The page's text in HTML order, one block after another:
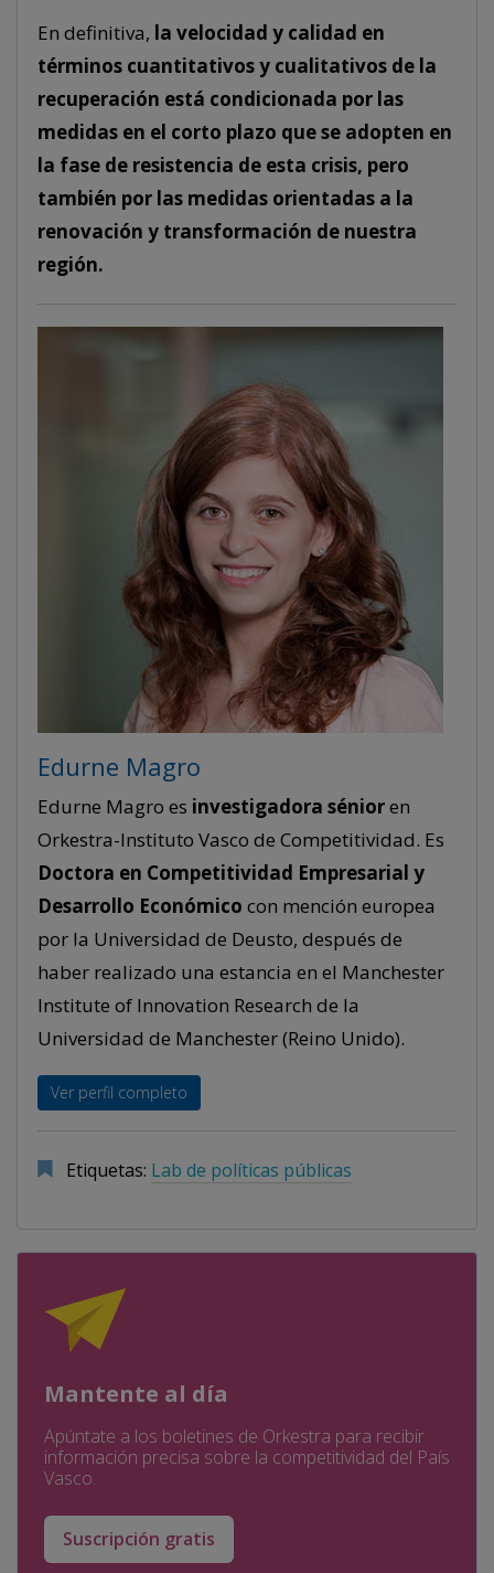
En definitiva, la velocidad y calidad en
términos cuantitativos y cualitativos de la
recuperación está condicionada por las
medidas en el corto plazo que se adopten en
la fase de resistencia de esta crisis, pero
también por las medidas orientadas a la
renovación y transformación de nuestra
región.
Edurne Magro
Edurne Magro es investigadora sénioren
Orkestra-Instituto Vasco de Competitividad. Es
Doctora en Competitividad Empresarial y
Desarrollo Económico con mención europea
por la Universidad de Deusto, después de
haber realizado una estancia en el Manchester
Institute of Innovation Research de la
Universidad de Manchester (Reino Unido).
Ver perfil completo
Etiquetas: Lab de políticas públicas
Mantente al día
Apúntate a los boletines de Orkestra para recibir
información precisa sobre la competitividad del País
Vasco.
Suscripción gratis